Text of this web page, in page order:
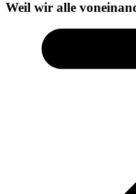
Weil wir alle